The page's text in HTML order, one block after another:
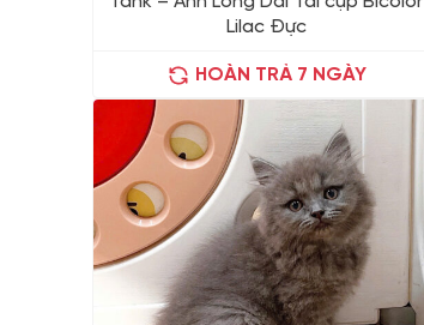
Lilac Đực
HOÀN TRẢ 7 NGÀY